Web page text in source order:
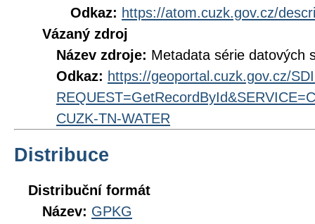
Odkaz: https://atom.cuzk.gov.cz/
Vázaný zdroj
Název zdroje: Metadata série datových
Odkaz: https://geoportal.cuzk.gov.cz/
CUZK-TN-WATER
Distribuce
Distribuční formát
Název: GPKG